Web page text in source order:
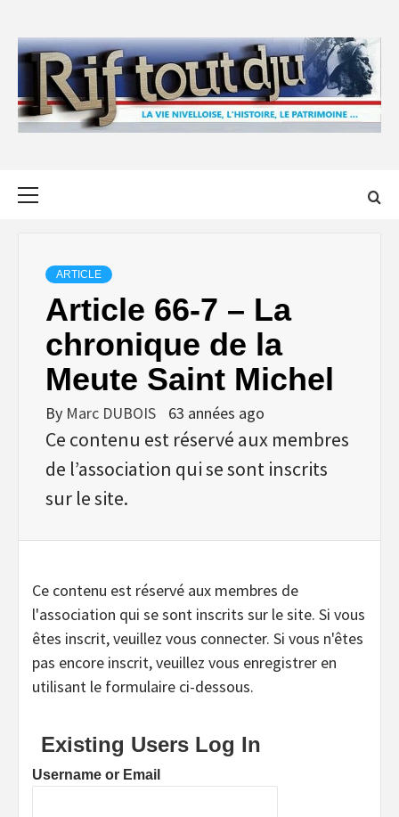
content
ARTICLE
Article 66-7 – La
chronique de la
Meute Saint Michel
By Marc DUBOIS 63 années ago
Ce contenu est réservé aux membres
de l’association qui se sont inscrits
sur le site.
Ce contenu est réservé aux membres de
l'association qui se sont inscrits sur le site. Si vous
êtes inscrit, veuillez vous connecter. Si vous n'êtes
pas encore inscrit, veuillez vous enregistrer en
utilisant le formulaire ci-dessous.
Existing Users Log In
Username or Email